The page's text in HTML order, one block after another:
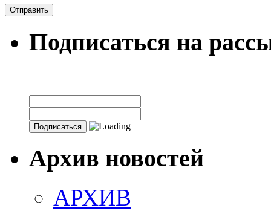
Подписаться на
Архив новостей
АРХИВ